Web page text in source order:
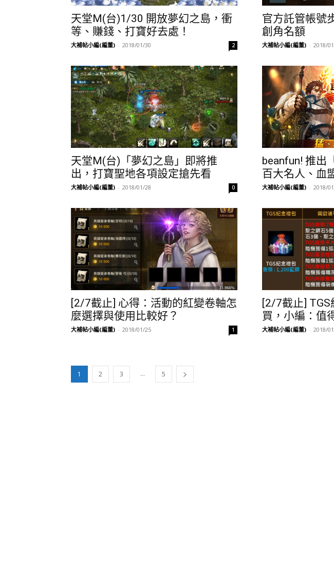
天堂M(台)1/30 開放夢幻之島，衝
等、賺錢、打寶好去處！
大補帖小編(編董) - 2018/01/30 2
官方託管帳號
創角名額
大補帖小編(編董) - 2018/
天堂M(台)「夢幻之島」即將推
出，打寶聖地各項設定搶先看
大補帖小編(編董) - 2018/01/28 0
beanfun! 推出
百大名人、血
大補帖小編(編董) - 2018/
[2/7截止] 心得：活動的紅變卷軸怎
麼選擇與使用比較好？
大補帖小編(編董) - 2018/01/25 1
[2/7截止]
買，小編：值
大補帖小編(編董) - 2018/
1 2 3 ... 5